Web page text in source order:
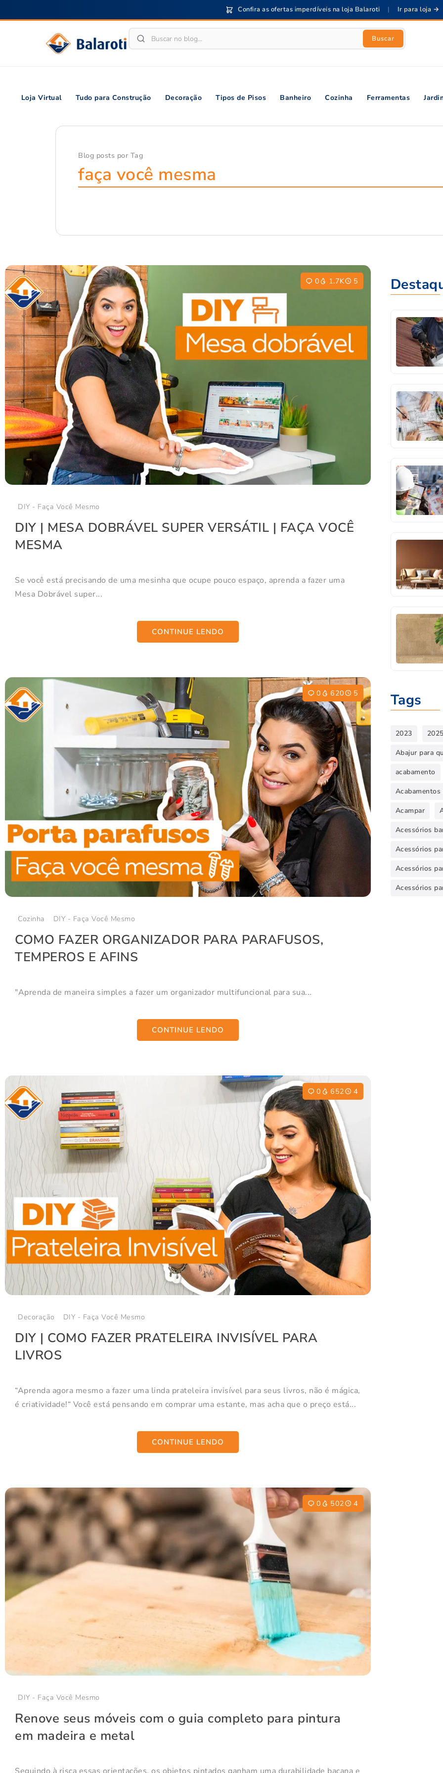
Confira as ofertas imperdíveis na loja Balaroti | Ir para loja →
Buscar
Loja Virtual Tudo para Construção Decoração Tipos de Pisos Banheiro Cozinha Ferramentas
Blog posts por Tag
faça você mesma
0 1.7K 5
DIY - Faça Você Mesmo
DIY | MESA DOBRÁVEL SUPER VERSÁTIL | FAÇA VOCÊ
MESMA
Se você está precisando de uma mesinha que ocupe pouco espaço, aprenda a fazer uma
Mesa Dobrável super...
CONTINUE LENDO
0 620 5
Cozinha DIY - Faça Você Mesmo
COMO FAZER ORGANIZADOR PARA PARAFUSOS,
TEMPEROS E AFINS
"Aprenda de maneira simples a fazer um organizador multifuncional para sua...
CONTINUE LENDO
0 652 4
Decoração DIY - Faça Você Mesmo
DIY | COMO FAZER PRATELEIRA INVISÍVEL PARA
LIVROS
“Aprenda agora mesmo a fazer uma linda prateleira invisível para seus livros, não é mágica,
é criatividade!“ Você está pensando em comprar uma estante, mas acha que o preço está...
CONTINUE LENDO
0 502 4
DIY - Faça Você Mesmo
Renove seus móveis com o guia completo para pintura
em madeira e metal
Seguindo à risca essas orientações, os objetos pintados ganham uma durabilidade bacana e
Tags
2023 2025
Abajur para
acabamento
Acabamentos
Acampar
Acessórios
Acessórios
Acessórios
Acessórios